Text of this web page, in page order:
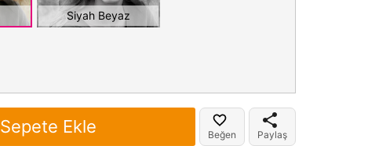
Siyah Beyaz
Sepete Ekle Beğen Paylaş